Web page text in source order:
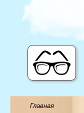
Главная